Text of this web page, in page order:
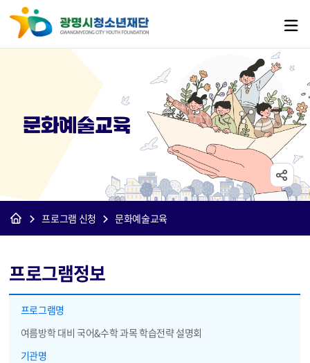
문화예술교육
프로그램 신청 문화예술교육
프로그램정보
프로그램명
여름방학 대비 국어&수학 과목 학습전략 설명회
기관명